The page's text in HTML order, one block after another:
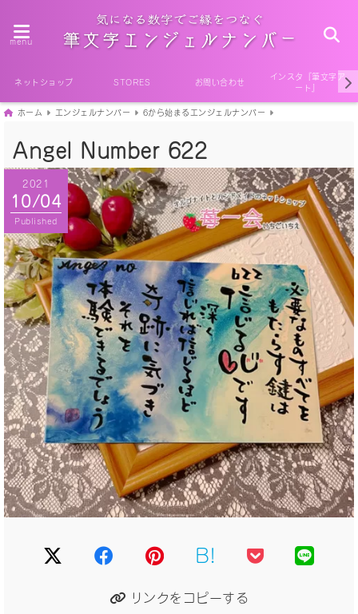
menu
ネットショップ STORES お問い合わせ
インスタ『筆文字ア
ート』
ホーム エンジェルナンバー 6から始まるエンジェルナンバー
Angel Number 622
2021
10/04
Published
B!
リンクをコピーする